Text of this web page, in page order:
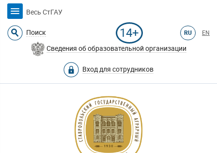
Весь СтГАУ
Поиск 14+ RU EN
Сведения об образовательной организации
Вход для сотрудников